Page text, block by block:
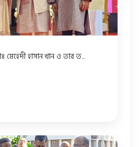
হাসান খান ও তার ত...